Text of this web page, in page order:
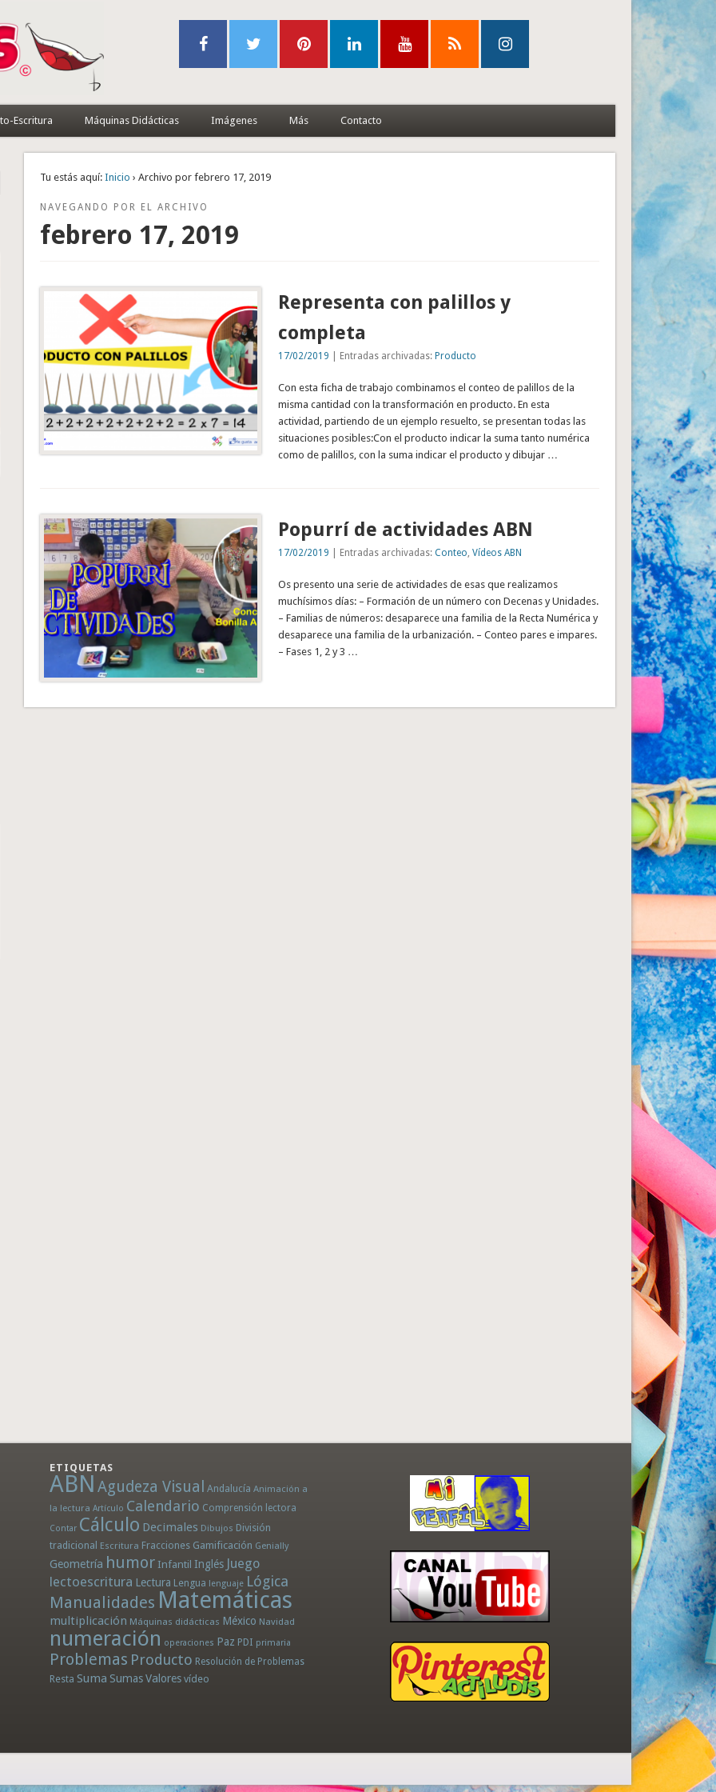
Escritura Máquinas Didácticas Imágenes Más Contacto
Tu estás aquí: Inicio › Archivo por febrero 17, 2019
NAVEGANDO POR EL ARCHIVO
febrero 17, 2019
Representa con palillos y
completa
17/02/2019 | Entradas archivadas: Producto
Con esta ficha de trabajo combinamos el conteo de palillos de la
misma cantidad con la transformación en producto. En esta
actividad, partiendo de un ejemplo resuelto, se presentan todas las
situaciones posibles:Con el producto indicar la suma tanto numérica
como de palillos, con la suma indicar el producto y dibujar …
Popurrí de actividades ABN
17/02/2019 | Entradas archivadas: Conteo, Vídeos ABN
Os presento una serie de actividades de esas que realizamos
muchísimos días: – Formación de un número con Decenas y Unidades.
– Familias de números: desaparece una familia de la Recta Numérica y
desaparece una familia de la urbanización. – Conteo pares e impares.
– Fases 1, 2 y 3 …
ETIQUETAS
ABN Agudeza Visual Andalucía Animación a
la lectura Artículo Calendario Comprensión lectora
Contar Cálculo Decimales Dibujos División
tradicional Escritura Fracciones Gamificación Genially
Geometría humor Infantil Inglés Juego
lectoescritura Lectura Lengua lenguaje Lógica
Manualidades Matemáticas
multiplicación Máquinas didácticas México Navidad
numeración operaciones Paz PDI primaria
Problemas Producto Resolución de Problemas
Resta Suma SumasValores vídeo